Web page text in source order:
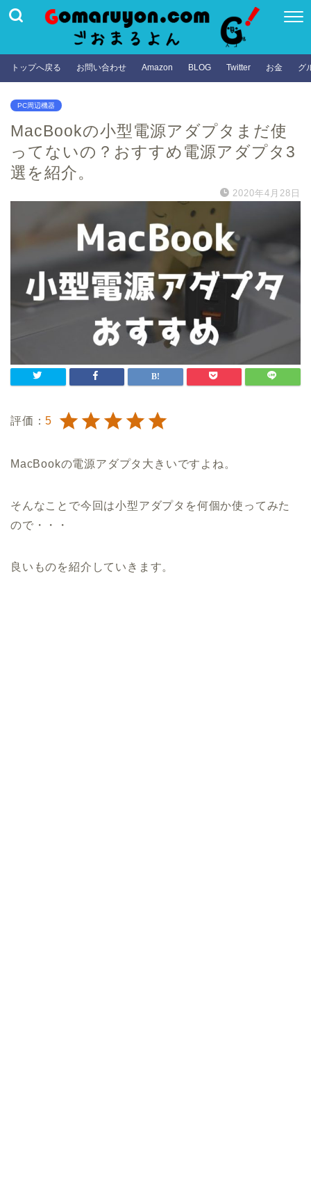
トップへ戻る お問い合わせ Amazon BLOG Twitter お金 グ
PC周辺機器
MacBookの小型電源アダプタまだ使
ってないの？おすすめ電源アダプタ3
選を紹介。
2020年4月28日
評価：5
MacBookの電源アダプタ大きいですよね。
そんなことで今回は小型アダプタを何個か使ってみた
ので・・・
良いものを紹介していきます。